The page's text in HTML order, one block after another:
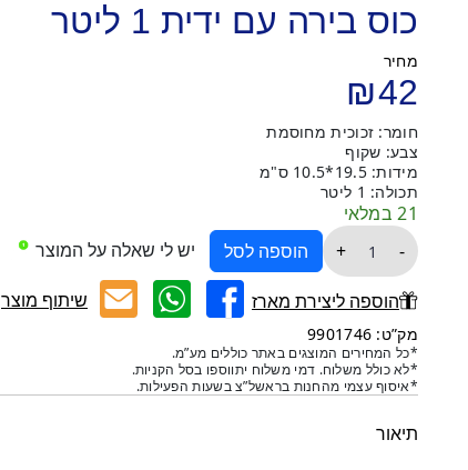
כוס בירה עם ידית 1 ליטר
מחיר
₪42
חומר: זכוכית מחוסמת
צבע: שקוף
מידות: 19.5*10.5 ס"מ
תכולה: 1 ליטר
21 במלאי
-
כמות
כוס
בירה
עם
ידית
1
ליטר
+ הוספה לסל יש לי שאלה על המוצר
הוספה ליצירת מארז שיתוף מוצר
מק”ט: 9901746
*כל המחירים המוצגים באתר כוללים מע”מ.
*לא כולל משלוח. דמי משלוח יתווספו בסל הקניות.
*איסוף עצמי מהחנות בראשל”צ בשעות הפעילות.
תיאור